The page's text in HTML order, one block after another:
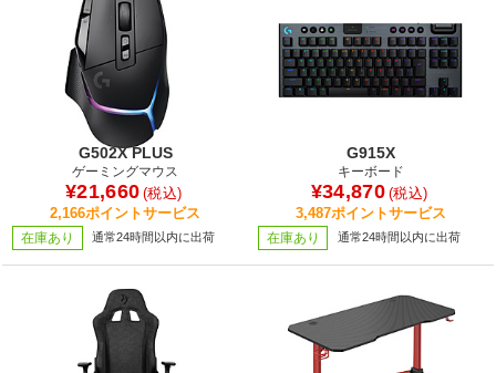
G502X PLUS
ゲーミングマウス
¥21,660 (税込)
2,166ポイントサービス
在庫あり 通常24時間以内に出荷
G915X
キーボード
¥34,870 (税込)
3,487ポイントサービス
在庫あり 通常24時間以内に出荷